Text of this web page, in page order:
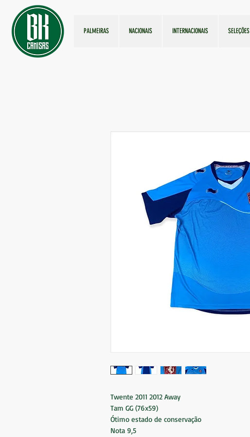
PALMEIRAS NACIONAIS INTERNACIONAIS SELEÇÕES
Twente 2011 2012 Away
Tam GG (76x59)
Ótimo estado de conservação
Nota 9,5